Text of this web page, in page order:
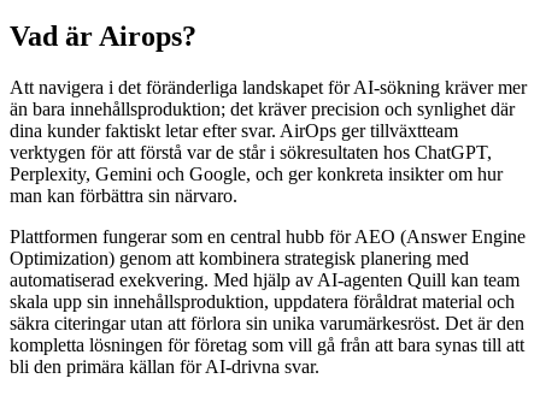
Vad är Airops?
Att navigera i det föränderliga landskapet för AI-sökning kräver mer
än bara innehållsproduktion; det kräver precision och synlighet där
dina kunder faktiskt letar efter svar. AirOps ger tillväxtteam
verktygen för att förstå var de står i sökresultaten hos ChatGPT,
Perplexity, Gemini och Google, och ger konkreta insikter om hur
man kan förbättra sin närvaro.
Plattformen fungerar som en central hubb för AEO (Answer Engine
Optimization) genom att kombinera strategisk planering med
automatiserad exekvering. Med hjälp av AI-agenten Quill kan team
skala upp sin innehållsproduktion, uppdatera föråldrat material och
säkra citeringar utan att förlora sin unika varumärkesröst. Det är den
kompletta lösningen för företag som vill gå från att bara synas till att
bli den primära källan för AI-drivna svar.